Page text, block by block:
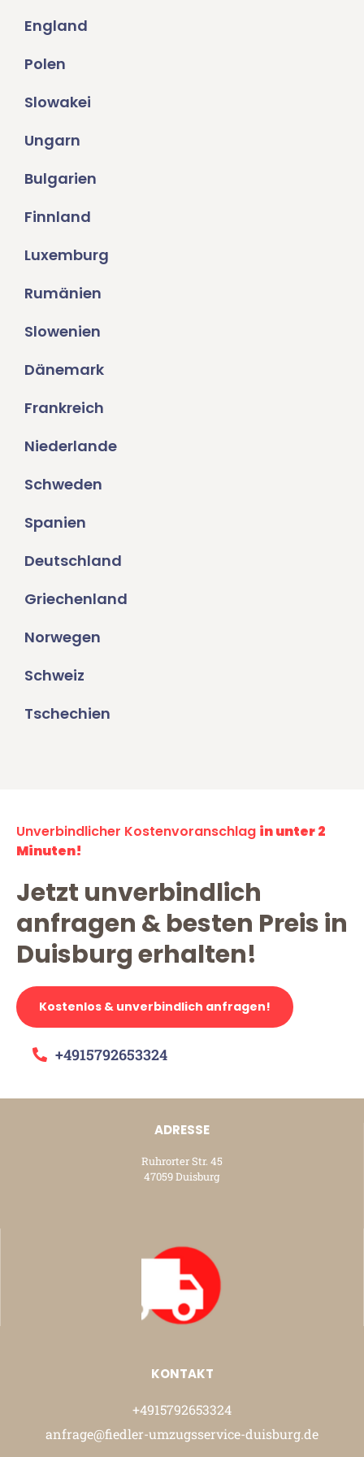
England
Polen
Slowakei
Ungarn
Bulgarien
Finnland
Luxemburg
Rumänien
Slowenien
Dänemark
Frankreich
Niederlande
Schweden
Spanien
Deutschland
Griechenland
Norwegen
Schweiz
Tschechien
Unverbindlicher Kostenvoranschlag in unter 2
Minuten!
Jetzt unverbindlich
anfragen & besten Preis in
Duisburg erhalten!
Kostenlos & unverbindlich anfragen!
+4915792653324
ADRESSE
Ruhrorter Str. 45
47059 Duisburg
KONTAKT
+4915792653324
anfrage@fiedler-umzugsservice-duisburg.de